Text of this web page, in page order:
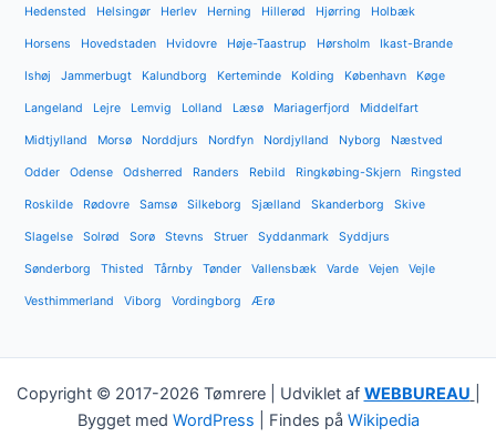
Hedensted Helsingør Herlev Herning Hillerød Hjørring Holbæk
Horsens Hovedstaden Hvidovre Høje-Taastrup Hørsholm Ikast-Brande
Ishøj Jammerbugt Kalundborg Kerteminde Kolding København Køge
Langeland Lejre Lemvig Lolland Læsø Mariagerfjord Middelfart
Midtjylland Morsø Norddjurs Nordfyn Nordjylland Nyborg Næstved
Odder Odense Odsherred Randers Rebild Ringkøbing-Skjern Ringsted
Roskilde Rødovre Samsø Silkeborg Sjælland Skanderborg Skive
Slagelse Solrød Sorø Stevns Struer Syddanmark Syddjurs
Sønderborg Thisted Tårnby Tønder Vallensbæk Varde Vejen Vejle
Vesthimmerland Viborg Vordingborg Ærø
Copyright © 2017-2026 Tømrere | Udviklet af WEBBUREAU
Bygget med WordPress | Findes på Wikipedia